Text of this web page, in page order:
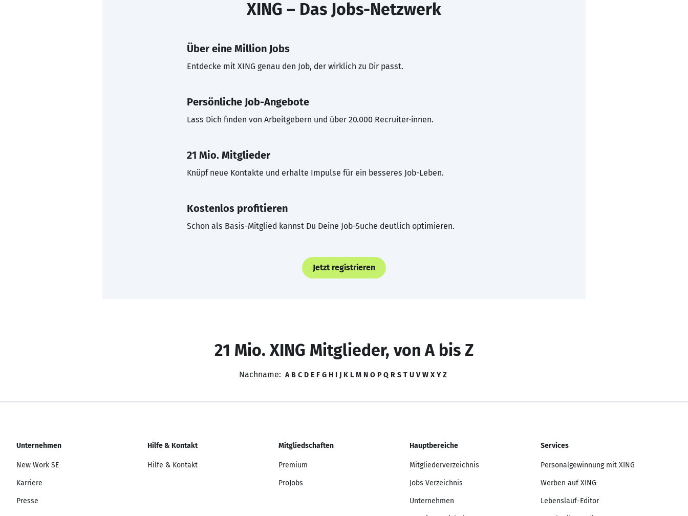
XING – Das Jobs-Netzwerk
Über eine Million Jobs
Entdecke mit XING genau den Job, der wirklich zu Dir passt.
Persönliche Job-Angebote
Lass Dich finden von Arbeitgebern und über 20.000 Recruiter·innen.
21 Mio. Mitglieder
Knüpf neue Kontakte und erhalte Impulse für ein besseres Job-Leben.
Kostenlos profitieren
Schon als Basis-Mitglied kannst Du Deine Job-Suche deutlich optimieren.
Jetzt registrieren
21 Mio. XING Mitglieder, von A bis Z
Nachname: A B C D E F G H I J K L M N O P Q R S T U V W X Y Z
Unternehmen
New Work SE
Karriere
Presse
Hilfe & Kontakt
Hilfe & Kontakt
Mitgliedschaften
Premium
ProJobs
Hauptbereiche
Mitgliederverzeichnis
Jobs Verzeichnis
Unternehmen
Services
Personalgewinnung mit XING
Werben auf XING
Lebenslauf-Editor